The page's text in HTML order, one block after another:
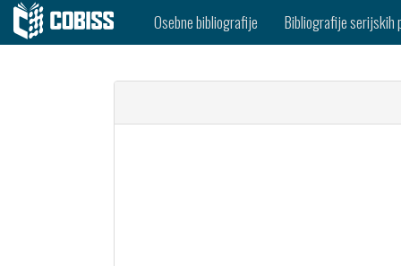
Osebne bibliografije Bibliografije serijskih